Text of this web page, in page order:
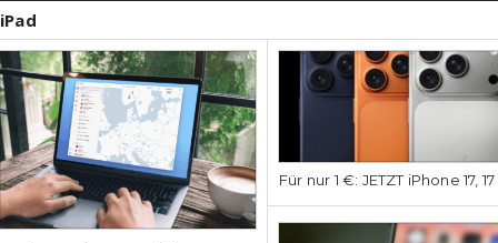
iPad
Für nur 1 €: JETZT iPhone 17,